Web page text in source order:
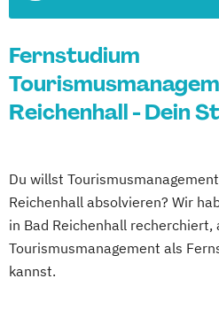
Fernstudium
Reichenhall - Dein
Du willst
Reichenhall absolvieren? Wir
in Bad Reichenhall recherchiert,
Tourismusmanagement als
kannst.